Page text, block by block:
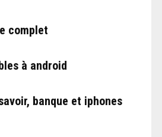
complet
à android
banque et iphones